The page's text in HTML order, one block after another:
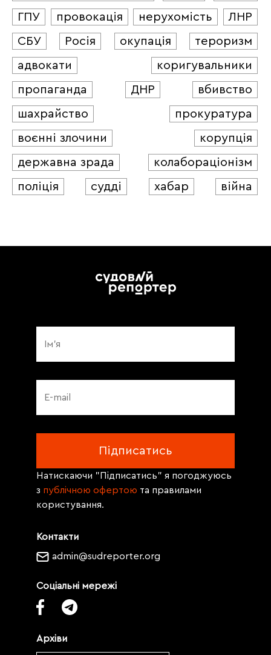
ГПУ
провокація нерухомість
ЛНР
СБУ
Росія окупація
тероризм
адвокати
коригувальники
пропаганда
ДНР
вбивство
шахрайство
прокуратура
воєнні злочини
корупція
державна зрада
колабораціонізм
поліція
судді хабар війна
Контакти
admin@sudreporter.org
Соціальні мережі
Архіви
Натискаючи "Підписатись" я погоджуюсь
з публічною офертою та правилами
користування.